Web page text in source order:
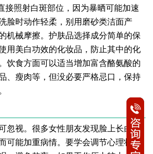
接照射白斑部位，因为暴晒可能加速
脸时动作轻柔，别用磨砂类洁面产
机械摩擦。护肤品选择成分简单的保
用美白功效的化妆品，防止其中的化
饮食方面可以适当增加富含酪氨酸的
、瘦肉等，但没必要严格忌口，保持
忽视。很多女性朋友发现脸上长白斑
可能加重病情。要学会调节心理状